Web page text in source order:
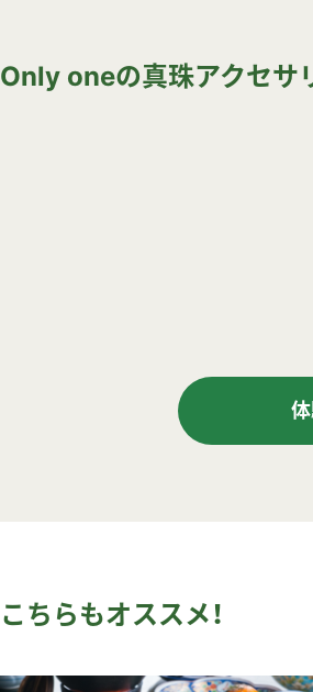
Only oneの真珠アクセサ
こちらもオススメ！